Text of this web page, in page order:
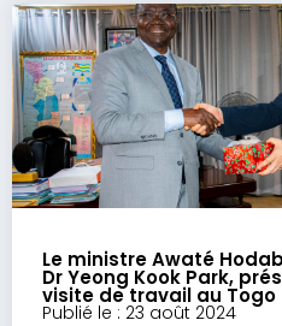
Le ministre Awaté
Dr Yeong Kook Park,
visite de travail au Togo
Publié le : 23 août 2024